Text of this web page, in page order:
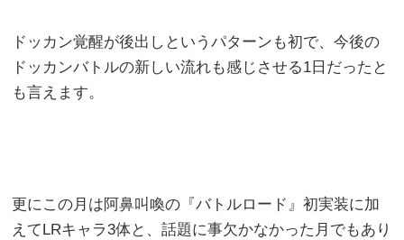
ドッカン覚醒が後出しというパターンも初で、今後の
ドッカンバトルの新しい流れも感じさせる1日だったと
も言えます。
更にこの月は阿鼻叫喚の『バトルロード』初実装に加
えてLRキャラ3体と、話題に事欠かなかった月でもあり